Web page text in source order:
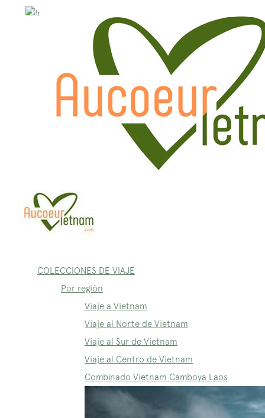
COLECCIONES DE VIAJE
Por región
Viaje a Vietnam
Viaje al Norte de Vietnam
Viaje al Sur de Vietnam
Viaje al Centro de Vietnam
Combinado Vietnam Camboya Laos
WhatsApp: +84.909.426.406